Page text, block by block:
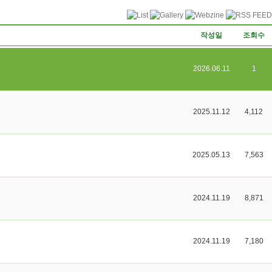
작성일 조회수
2026.06.11 1
2025.11.12 4,112
2025.05.13 7,563
2024.11.19 8,871
2024.11.19 7,180